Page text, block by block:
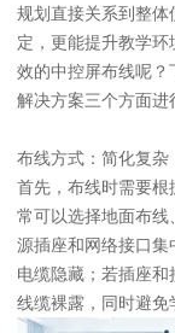
规划直接关系到整
定，更能提升教学
效的中控屏布线呢
解决方案三个方面进
布线方式：简化复杂
首先，布线时需要根
常可以选择地面布
源插座和网络接口
电缆隐藏；若插座
线缆裸露，同时避免